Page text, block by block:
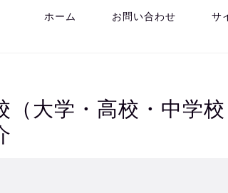
ホーム お問い合わせ サ
（大学・高校・中学